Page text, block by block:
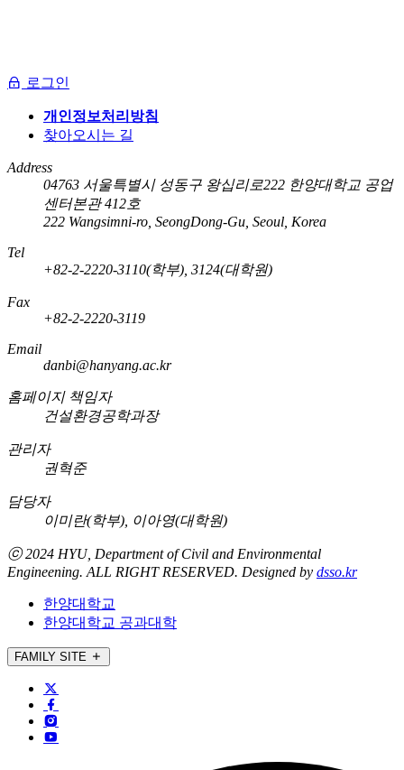
로그인
개인정보처리방침
찾아오시는 길
Address
04763 서울특별시 성동구 왕십리로222 한양대학교 공업
센터본관 412호
222 Wangsimni-ro, SeongDong-Gu, Seoul, Korea
Tel
+82-2-2220-3110(학부), 3124(대학원)
Fax
+82-2-2220-3119
Email
danbi@hanyang.ac.kr
홈페이지 책임자
건설환경공학과장
관리자
권혁준
담당자
이미란(학부), 이아영(대학원)
ⓒ 2024 HYU, Department ofCivil and Environmental
Engineening. ALL RIGHT RESERVED. Designed by dsso.kr
한양대학교
한양대학교 공과대학
FAMILY SITE